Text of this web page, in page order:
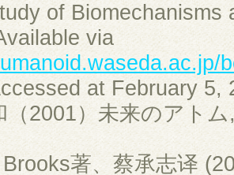
of Biomechanisms
via
at February 5,
（2001）未来のアト
著、蔡承志译